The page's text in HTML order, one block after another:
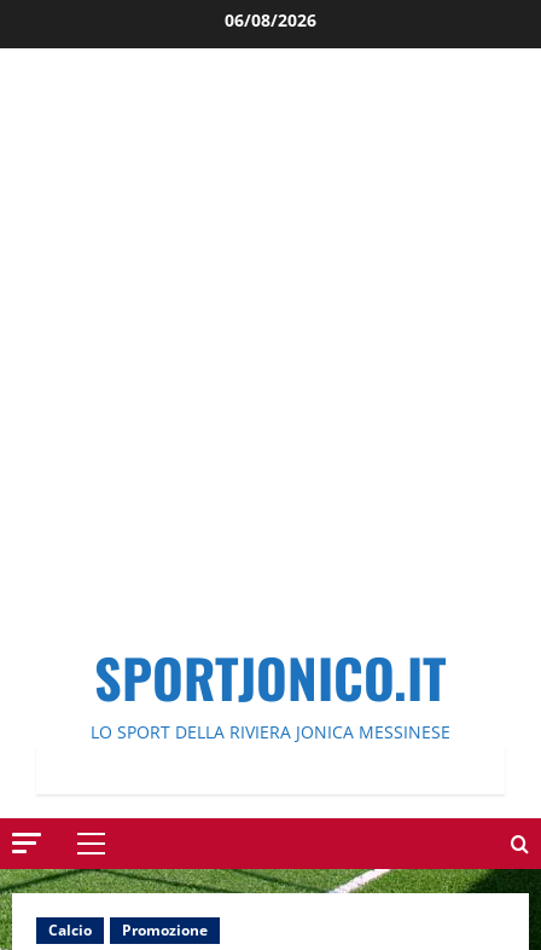
al
06/08/2026
SPORTJONICO.IT
LO SPORT DELLA RIVIERA JONICA MESSINESE
Menu
principale
Calcio Promozione